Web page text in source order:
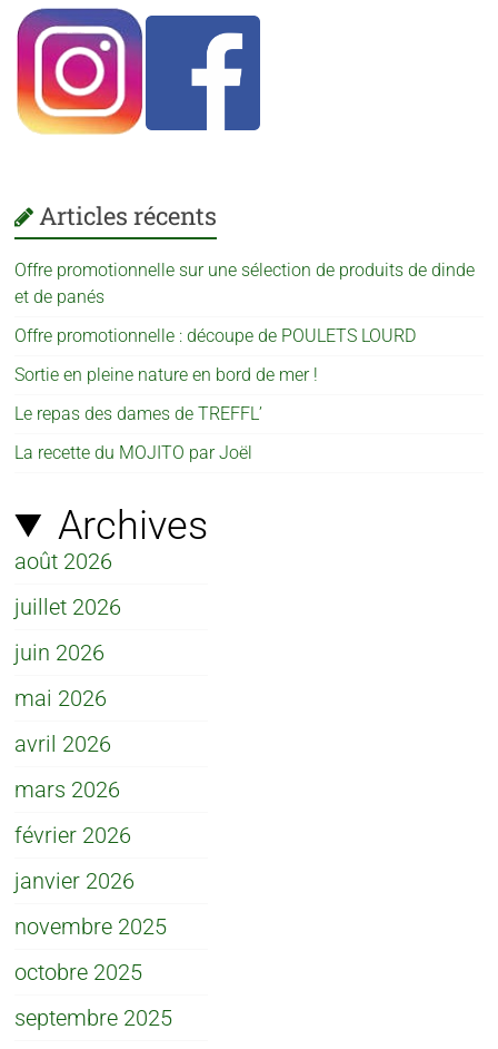
Articles récents
Offre promotionnelle sur une sélection de produits de dinde
et de panés
Offre promotionnelle : découpe de POULETS LOURD
Sortie en pleine nature en bord de mer !
Le repas des dames de TREFFL’
La recette du MOJITO par Joël
Archives
août 2026
juillet 2026
juin 2026
mai 2026
avril 2026
mars 2026
février 2026
janvier 2026
novembre 2025
octobre 2025
septembre 2025